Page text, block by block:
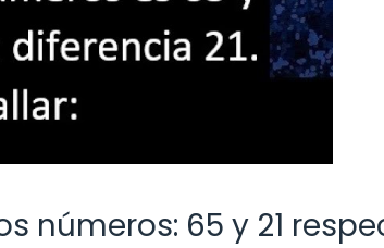
números: 65 y 21